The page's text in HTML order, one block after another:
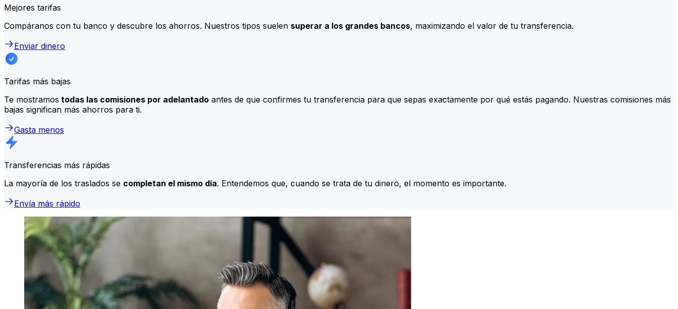
Mejores tarifas
Compáranos con tu banco y descubre los ahorros. Nuestros tipos suelen superar a los grandes bancos, maximizando el valor de tu transferencia.
Enviar dinero
Tarifas más bajas
Te mostramos todas las comisiones por adelantado antes de que confirmes tu transferencia para que sepas exactamente por qué estás pagando. Nuestras comisiones más
bajas significan más ahorros para ti.
Gasta menos
Transferencias más rápidas
La mayoría de los traslados se completan el mismo día. Entendemos que, cuando se trata de tu dinero, el momento es importante.
Envía más rápido